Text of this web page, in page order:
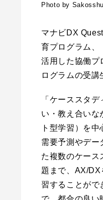
Photo by
マナビDX
育プログラム、
活用した協働プ
ログラムの受講
「ケーススタ
い・教え合いな
ト型学習）を
需要予測やデー
た複数のケース
題まで、AX/DX
習することがで